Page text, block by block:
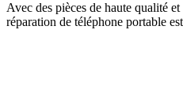
Avec des pièces de haute qualité
réparation de téléphone portable